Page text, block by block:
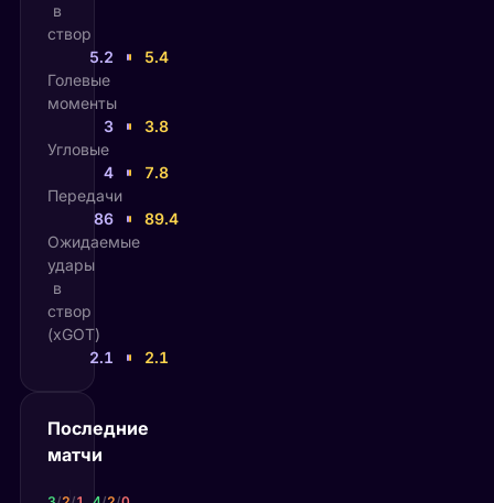
в
створ
5.2
5.4
Голевые
моменты
3
3.8
Угловые
4
7.8
Передачи
86
89.4
Ожидаемые
удары
в
створ
(xGOT)
2.1
2.1
Последние
матчи